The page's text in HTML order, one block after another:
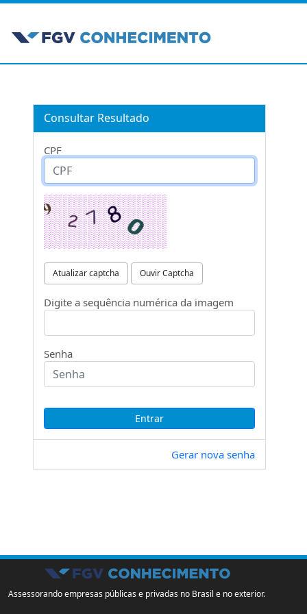
Consultar Resultado
CPF
Atualizar captcha Ouvir Captcha
Digite a sequência numérica da imagem
Senha
Gerar nova senha
Assessorando empresas públicas e privadas no Brasil e no exterior.